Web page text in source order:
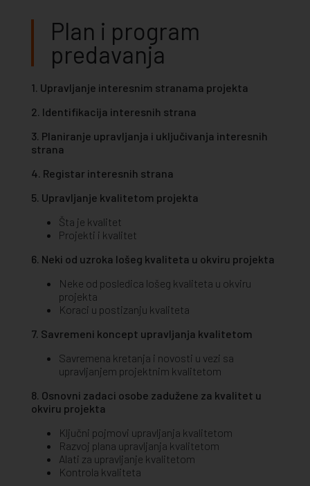
Plan i program
predavanja
1. Upravljanje interesnim stranama projekta
2. Identifikacija interesnih strana
3. Planiranje upravljanja i uključivanja interesnih
strana
4. Registar interesnih strana
5. Upravljanje kvalitetom projekta
Šta je kvalitet
Projekti i kvalitet
6. Neki od uzroka lošeg kvaliteta u okviru projekta
Neke od posledica lošeg kvaliteta u okviru
projekta
Koraci u postizanju kvaliteta
7. Savremeni koncept upravljanja kvalitetom
Savremena kretanja i novosti u vezi sa
upravljanjem projektnim kvalitetom
8. Osnovni zadaci osobe zadužene za kvalitet u
okviru projekta
Ključni pojmovi upravljanja kvalitetom
Razvoj plana upravljanja kvalitetom
Alati za upravljanje kvalitetom
Kontrola kvaliteta